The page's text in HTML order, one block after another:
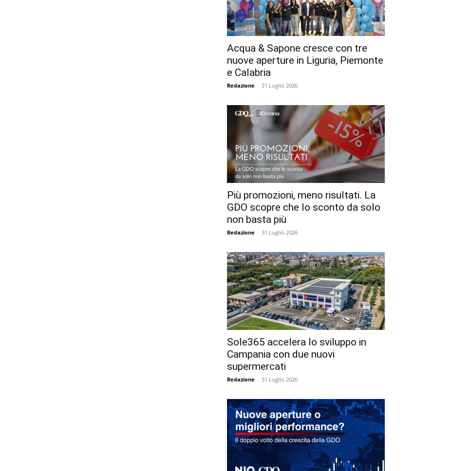
Acqua & Sapone cresce con tre
nuove aperture in Liguria, Piemonte
e Calabria
Redazione - 31 Luglio 2026
Più promozioni, meno risultati. La
GDO scopre che lo sconto da solo
non basta più
Redazione - 31 Luglio 2026
Sole365 accelera lo sviluppo in
Campania con due nuovi
supermercati
Redazione - 31 Luglio 2026